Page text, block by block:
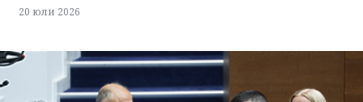
20 юли 2026